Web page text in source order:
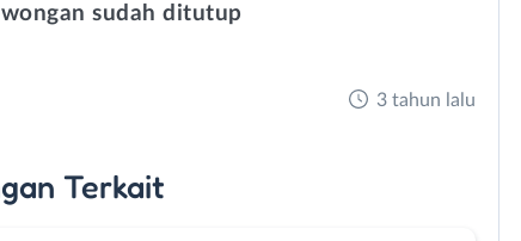
sudah ditutup
3 tahun lalu
Terkait